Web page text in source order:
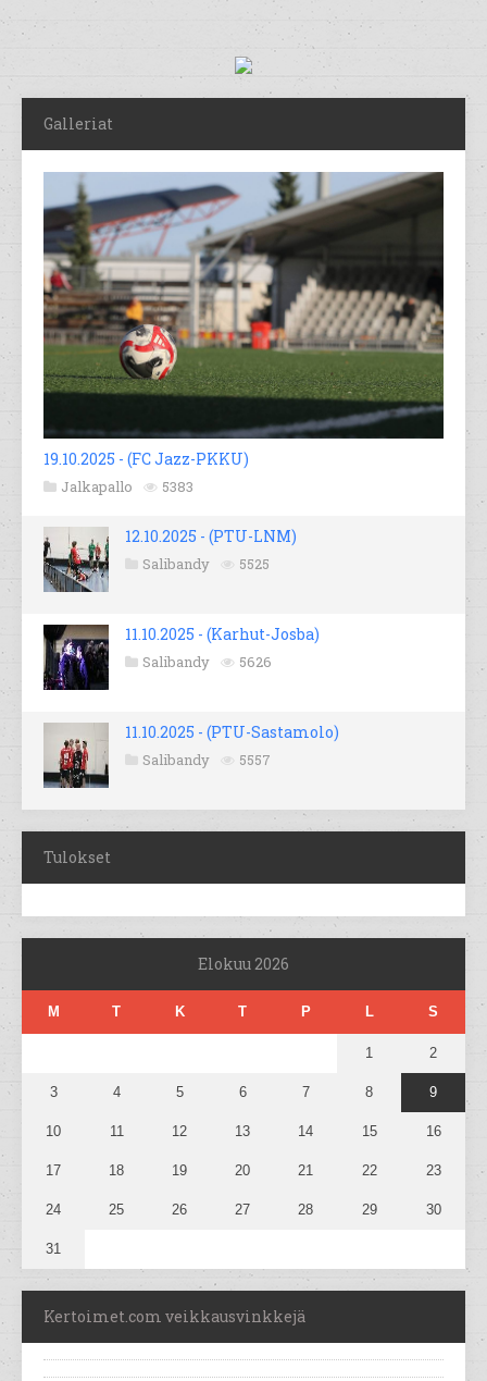
Galleriat
19.10.2025 - (FC Jazz-PKKU)
Jalkapallo 5383
12.10.2025 - (PTU-LNM)
Salibandy 5525
11.10.2025 - (Karhut-Josba)
Salibandy 5626
11.10.2025 - (PTU-Sastamolo)
Salibandy 5557
Tulokset
Elokuu 2026
M T K T P L S
1 2
3 4 5 6 7 8 9
10 11 12 13 14 15 16
17 18 19 20 21 22 23
24 25 26 27 28 29 30
31
Kertoimet.com veikkausvinkkejä